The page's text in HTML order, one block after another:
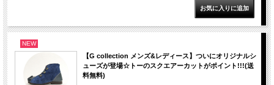
NEW
【G collection メンズ&レディース】ついにオリジナルシ
ューズが登場☆トーのスクエアーカットがポイント!!!(送
料無料)